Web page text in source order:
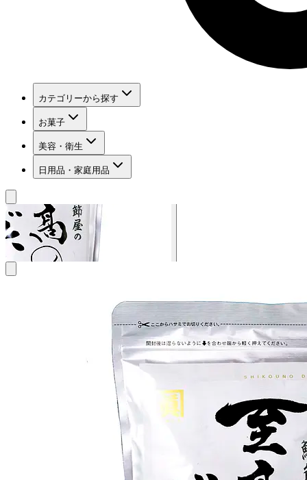
カテゴリーから探す
お菓子
美容・衛生
日用品・家庭用品